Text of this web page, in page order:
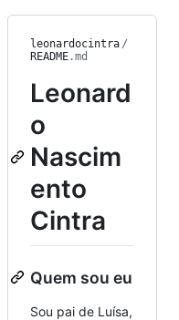
leonardocintra /
README.md
Leonard
o
Nascim
ento
Cintra
Quem sou eu
Sou pai de Luísa,